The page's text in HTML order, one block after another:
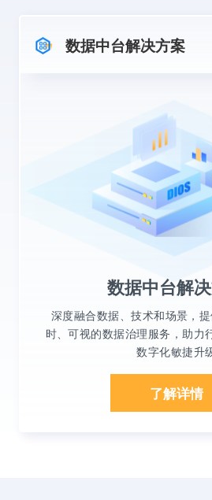
数据中台解决方案
数据中台解
深度融合数据、技术和场景，
时、可视的数据治理服务，助力
数字化敏捷升
了解详情